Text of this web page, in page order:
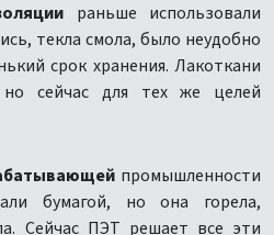
раньше использовали
текла смола, было неудобно
срок хранения. Лакоткани
но сейчас для тех же целей
промышленности
бумагой, но она горела,
Сейчас ПЭТ решает все эти